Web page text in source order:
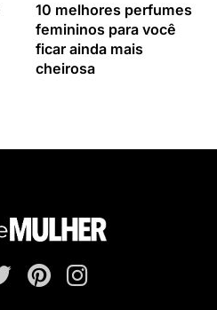
10 melhores perfumes
femininos para você
ficar ainda mais
cheirosa